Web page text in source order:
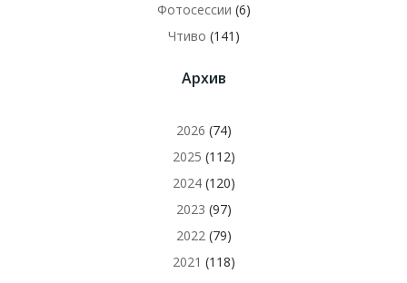
Фотосессии (6)
Чтиво (141)
Архив
2026 (74)
2025 (112)
2024(120)
2023 (97)
2022(79)
2021 (118)